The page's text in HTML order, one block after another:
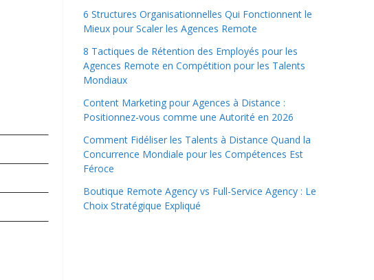
6 Structures Organisationnelles Qui Fonctionnent le
Mieux pour Scaler les Agences Remote
8 Tactiques de Rétention des Employés pour les
Agences Remote en Compétition pour les Talents
Mondiaux
Content Marketing pour Agences à Distance :
Positionnez-vous comme une Autorité en 2026
Comment Fidéliser les Talents à Distance Quand la
Concurrence Mondiale pour les Compétences Est
Féroce
Boutique Remote Agency vs Full-Service Agency : Le
Choix Stratégique Expliqué